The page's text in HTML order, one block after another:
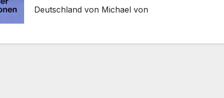
Deutschland von Michael von